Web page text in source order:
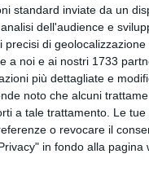
standard inviate da un
dell'audience e
di
a noi e ai nostri 1733
più dettagliate e
noto che alcuni
a tale trattamento. Le
o revocare il
in fondo alla pagina
clan mafioso
in un casolare